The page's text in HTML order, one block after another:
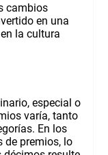
cambios
en una
la cultura
especial o
varía, tanto
En los
de premios, lo